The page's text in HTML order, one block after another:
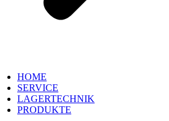
HOME
SERVICE
LAGERTECHNIK
PRODUKTE